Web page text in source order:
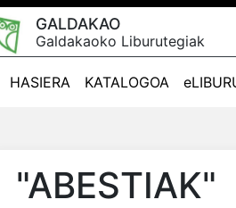
GALDAKAO
Galdakaoko Liburutegiak
HASIERA KATALOGOA
"ABESTIAK"